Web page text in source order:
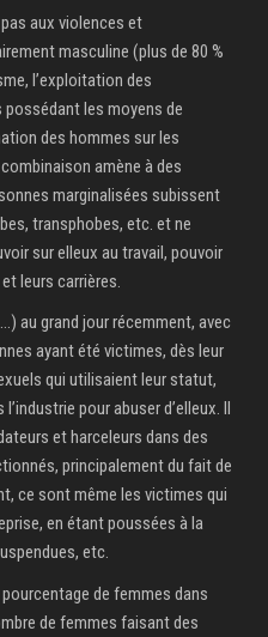
pas aux violences et
masculine (plus de 80 %
l’exploitation des
les moyens de
des hommes sur les
amène à des
marginalisées subissent
transphobes, etc. et ne
sur elleux au travail, pouvoir
leurs carrières.
au grand jour récemment, avec
ayant été victimes, dès leur
qui utilisaient leur statut,
pour abuser d’elleux. Il
et harceleurs dans des
principalement du fait de
ce sont même les victimes qui
en étant poussées à la
etc.
de femmes dans
de femmes faisant des